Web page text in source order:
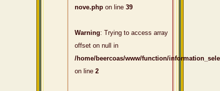
nove.php on line 39
Warning: Trying to access array
offset on null in
/home/beercoas/www/function/
on line 2